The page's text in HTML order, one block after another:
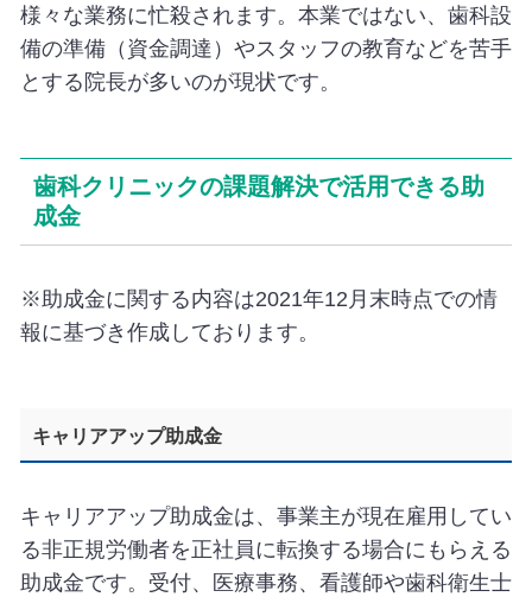
様々な業務に忙殺されます。本業ではない、歯科設
備の準備（資金調達）やスタッフの教育などを苦手
とする院長が多いのが現状です。
歯科クリニックの課題解決で活用できる助
成金
※助成金に関する内容は2021年12月末時点での情
報に基づき作成しております。
キャリアアップ助成金
キャリアアップ助成金は、事業主が現在雇用してい
る非正規労働者を正社員に転換する場合にもらえる
助成金です。受付、医療事務、看護師や歯科衛生士